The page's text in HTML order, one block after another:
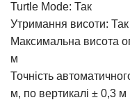
Turtle Mode: Так
Утримання висоти: Так
Максимальна висота
м
Точність
м, по вертикалі ± 0,3 м